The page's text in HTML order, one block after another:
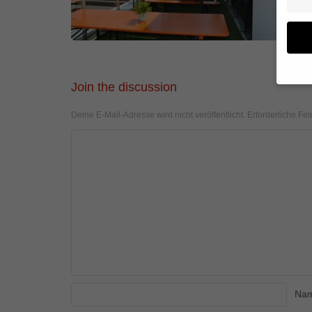
Join the discussion
Deine E-Mail-Adresse wird nicht veröffentlicht. Erforderliche